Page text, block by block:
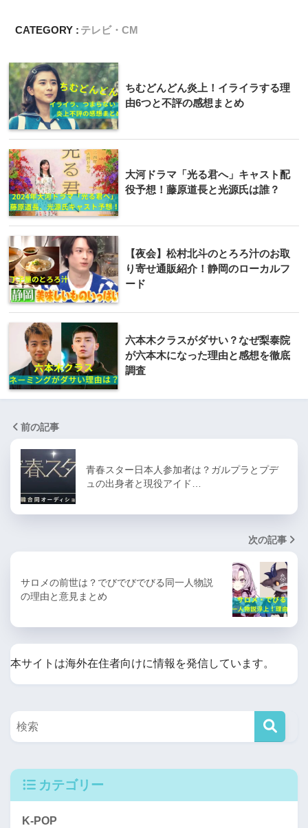
CATEGORY : テレビ・CM
ちむどんどん炎上！イライラする理
由6つと不評の感想まとめ
大河ドラマ「光る君へ」キャスト配
役予想！藤原道長と光源氏は誰？
【夜会】松村北斗のとろろ汁のお取
り寄せ通販紹介！静岡のローカルフ
ード
六本木クラスがダサい？なぜ梨泰院
が六本木になった理由と感想を徹底
調査
前の記事
青春スター日本人参加者は？ガルプラとプデ
ュの出身者と現役アイド…
次の記事
サロメの前世は？でびでびでびる同一人物説
の理由と意見まとめ
本サイトは海外在住者向けに情報を発信しています。
カテゴリー
K-POP